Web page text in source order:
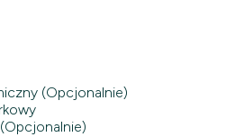
(Opcjonalnie)